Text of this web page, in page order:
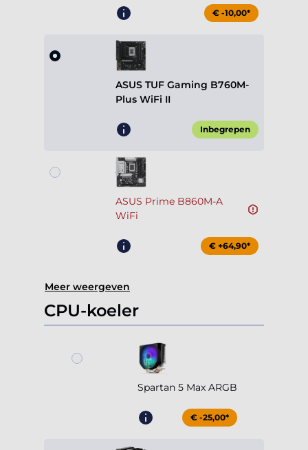
€ -10,00*
ASUS TUF Gaming B760M-
Plus WiFi II
Inbegrepen
ASUS Prime B860M-A
WiFi
€ +64,90*
Meer weergeven
CPU-koeler
Spartan 5 Max ARGB
€ -25,00*